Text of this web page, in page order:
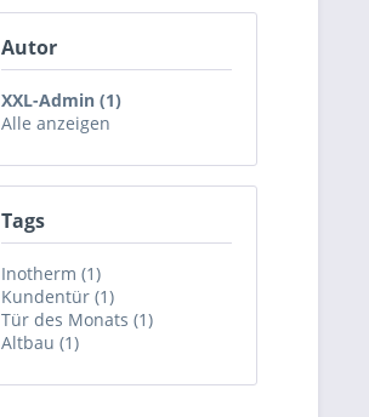
Autor
XXL-Admin (1)
Alle anzeigen
Tags
Inotherm (1)
Kundentür (1)
Tür des Monats (1)
Altbau (1)